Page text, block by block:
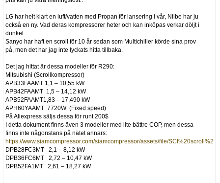
LG har helt klart en luft/vatten med Propan för lansering i vår, Niibe har ju
också en ny. Vad deras kompressorer heter och kan inköpas verkar döljt i
dunkel.
Sanyo har haft en scroll för 10 år sedan som Multichiller körde sina prov
på, men det har jag inte lyckats hitta tillbaka.
Det jag hittat är dessa modeller för R290:
Mitsubishi (Scrollkompressor)
APB33FAAMT 1,1 – 10,55 kW
APB42FAAMT 1,5 – 14,12 kW
APB52FAAMT1,83 – 17,490 kW
APH60YAAMT 7720W (Fixed speed)
På Aliexpress säljs dessa för runt 200$
I detta dokument finns även 3 modeller med lite bättre COP, men dessa
finns inte någonstans på nätet annars:
https://www.siamcompressor.com/siamcompressor/assets/file/
DPB28FC3MT 2,1 – 8,12 kW
DPB36FC6MT 2,72 – 10,47 kW
DPB52FA1MT 2,61 – 18,27 kW